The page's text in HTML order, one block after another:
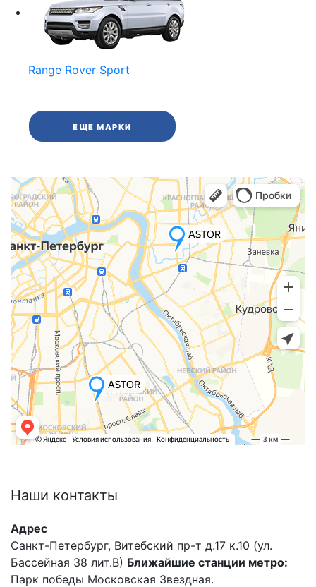
Range Rover Sport
ЕЩЕ МАРКИ
Наши контакты
Адрес
Санкт-Петербург, Витебский пр-т д.17 к.10 (ул.
Бассейная 38 лит.В) Ближайшие станции метро:
Парк победы Московская Звездная.